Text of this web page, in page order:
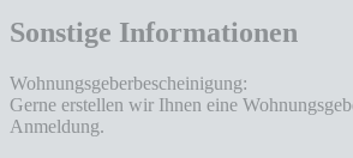
Sonstige Informationen
Wohnungsgeberbescheinigung:
Gerne erstellen wir Ihnen eine
Anmeldung.